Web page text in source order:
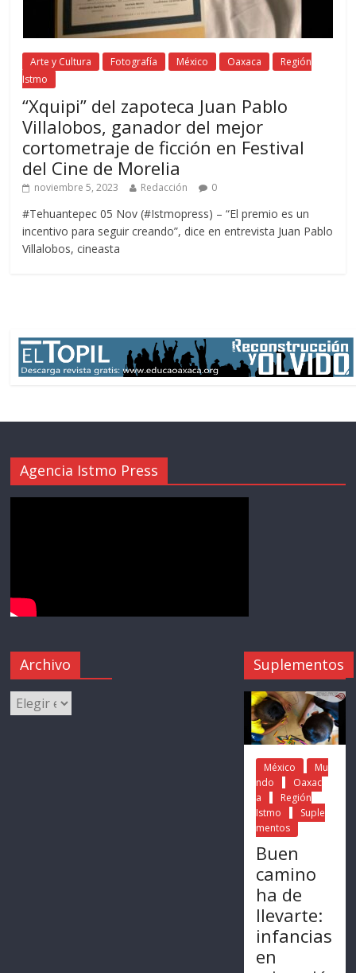
Arte y Cultura Fotografía México Oaxaca
Región
Istmo
“Xquipi” del zapoteca Juan Pablo
Villalobos, ganador del mejor
cortometraje de ficción en Festival
del Cine de Morelia
noviembre 5, 2023 Redacción 0
#Tehuantepec 05 Nov (#Istmopress) – “El premio es un
incentivo para seguir creando”, dice en entrevista Juan Pablo
Villalobos, cineasta
Agencia Istmo Press
Archivo Suplementos
México
Mu
ndo
Oaxac
a
Región
Istmo
Suple
mentos
Buen
camino
ha de
llevarte:
infancias
en